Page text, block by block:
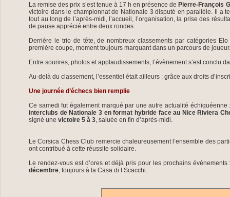
La remise des prix s’est tenue à 17 h en présence dePierre-François
victoire dans le championnat de Nationale 3 disputé en parallèle. Il a
tout au long de l’après-midi, l’accueil, l’organisation, la prise des
de pause apprécié entre deux rondes.
Derrière le trio de tête, de nombreux classements par catégories
première coupe, moment toujours marquant dans un parcours de
Entre sourires, photos et applaudissements, l’évènement s’est conclu
Au-delà du classement, l’essentiel était ailleurs : grâce aux droits
Une journée d’échecs bien remplie
Ce samedi fut également marqué par une autre actualité
interclubs de Nationale 3 en format hybride face au Nice Riviera
signé unevictoire 5 à 3 , saluée en fin d’après-midi.
Le Corsica Chess Club remercie chaleureusement l’ensemble des
ont contribué à cette réussite solidaire.
Le rendez-vous est d’ores et déjà pris pour les prochains
décembre , toujours à la Casa di I Scacchi.